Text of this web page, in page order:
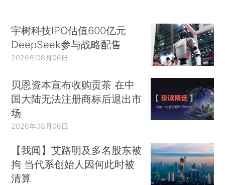
宇树科技IPO估值600亿元
DeepSeek参与战略配售
2026年08月06日
贝恩资本宣布收购贡茶 在中
国大陆无法注册商标后退出市
场
2026年08月06日
【我闻】艾路明及多名股东被
拘 当代系创始人因何此时被
清算